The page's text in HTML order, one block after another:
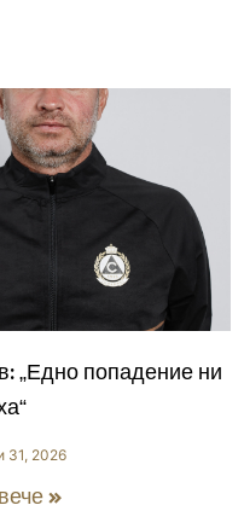
„Едно попадение ни
31, 2026
»